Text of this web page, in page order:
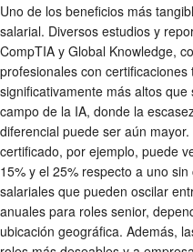
Uno de los beneficios más
salarial. Diversos estudios y
CompTIA y Global Knowledge,
profesionales con
significativamente más altos
campo de la IA, donde la
diferencial puede ser aún
certificado, por ejemplo, puede
15% y el 25% respecto a uno
salariales que pueden oscilar
anuales para roles senior,
ubicación geográfica. Además,